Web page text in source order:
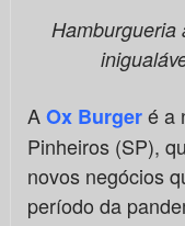
Hamburgueria
AOx Burgeré a
Pinheiros (SP),
novos negócios
período da